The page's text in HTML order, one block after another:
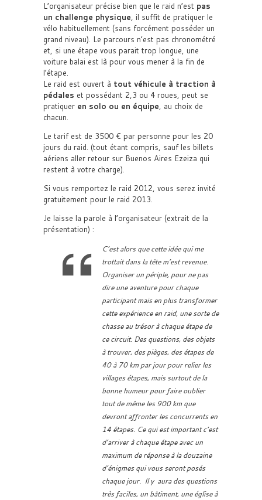
L’organisateur précise bien que le raid n’est pas
un challenge physique, il suffit de pratiquer le
vélo habituellement (sans forcément posséder un
grand niveau). Le parcours n’est pas chronométré
et, si une étape vous parait trop longue, une
voiture balai est là pour vous mener à la fin de
l’étape.
Le raid est ouvert à tout véhicule à traction à
pédales et possédant 2,3 ou 4 roues, peut se
pratiquer en solo ou en équipe, au choix de
chacun.
Le tarif est de 3500 € par personne pour les 20
jours du raid. (tout étant compris, sauf les billets
aériens aller retour sur Buenos Aires Ezeiza qui
restent à votre charge).
Si vous remportez le raid 2012, vous serez invité
gratuitement pour le raid 2013.
Je laisse la parole à l’organisateur (extrait de la
présentation) :
C’est alors que cette idée qui me
trottait dans la tête m’est revenue.
Organiser un périple, pour ne pas
dire une aventure pour chaque
participant mais en plus transformer
cette expérience en raid, une sorte de
chasse au trésor à chaque étape de
ce circuit. Des questions, des objets
à trouver, des pièges, des étapes de
40 à 70 km par jour pour relier les
villages étapes, mais surtout de la
bonne humeur pour faire oublier
tout de même les 900 km que
devront affronter les concurrents en
14 étapes. Ce qui est important c’est
d’arriver à chaque étape avec un
maximum de réponse à la douzaine
d’énigmes qui vous seront posés
chaque jour. Il y aura des questions
très faciles, un bâtiment, une église à